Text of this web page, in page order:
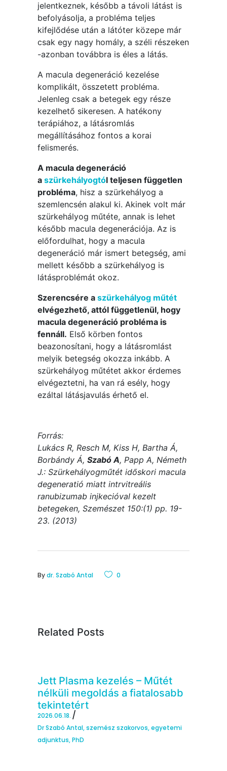
jelentkeznek, később a távoli látást is
befolyásolja, a probléma teljes
kifejlődése után a látóter közepe már
csak egy nagy homály, a széli részeken
-azonban továbbra is éles a látás.
A macula degeneráció kezelése
komplikált, összetett probléma.
Jelenleg csak a betegek egy része
kezelhető sikeresen. A hatékony
terápiához, a látásromlás
megállításához fontos a korai
felismerés.
A macula degeneráció
a szürkehályogtól teljesen független
probléma, hisz a szürkehályog a
szemlencsén alakul ki. Akinek volt már
szürkehályog műtéte, annak is lehet
később macula degenerációja. Az is
előfordulhat, hogy a macula
degeneráció már ismert betegség, ami
mellett később a szürkehályog is
látásproblémát okoz.
Szerencsére a szürkehályog műtét
elvégezhető, attól függetlenül, hogy
macula degeneráció probléma is
fennáll. Első körben fontos
beazonosítani, hogy a látásromlást
melyik betegség okozza inkább. A
szürkehályog műtétet akkor érdemes
elvégeztetni, ha van rá esély, hogy
ezáltal látásjavulás érhető el.
Forrás:
Lukács R, Resch M, Kiss H, Bartha Á,
Borbándy Á, Szabó A, Papp A, Németh
J.: Szürkehályogműtét időskori macula
degeneratió miatt intrvitreális
ranubizumab injkecióval kezelt
betegeken, Szemészet 150:(1) pp. 19-
23. (2013)
Bydr. Szabó Antal 0
Related Posts
Jett Plasma kezelés – Műtét
nélküli megoldás a fiatalosabb
tekintetért
2026.06.18.
Dr Szabó Antal, szemész szakorvos, egyetemi
adjunktus, PhD